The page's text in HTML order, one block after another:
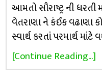
આમતો સૌરાષ્ટ્ર ની
વેતરાણા ને કંઈક વઢાણા
સ્વાર્થ કરતાં પરમાર્થ
[Continue Reading...]